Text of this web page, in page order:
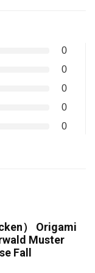
0
0
0
0
0
） Origami
Muster
Fall